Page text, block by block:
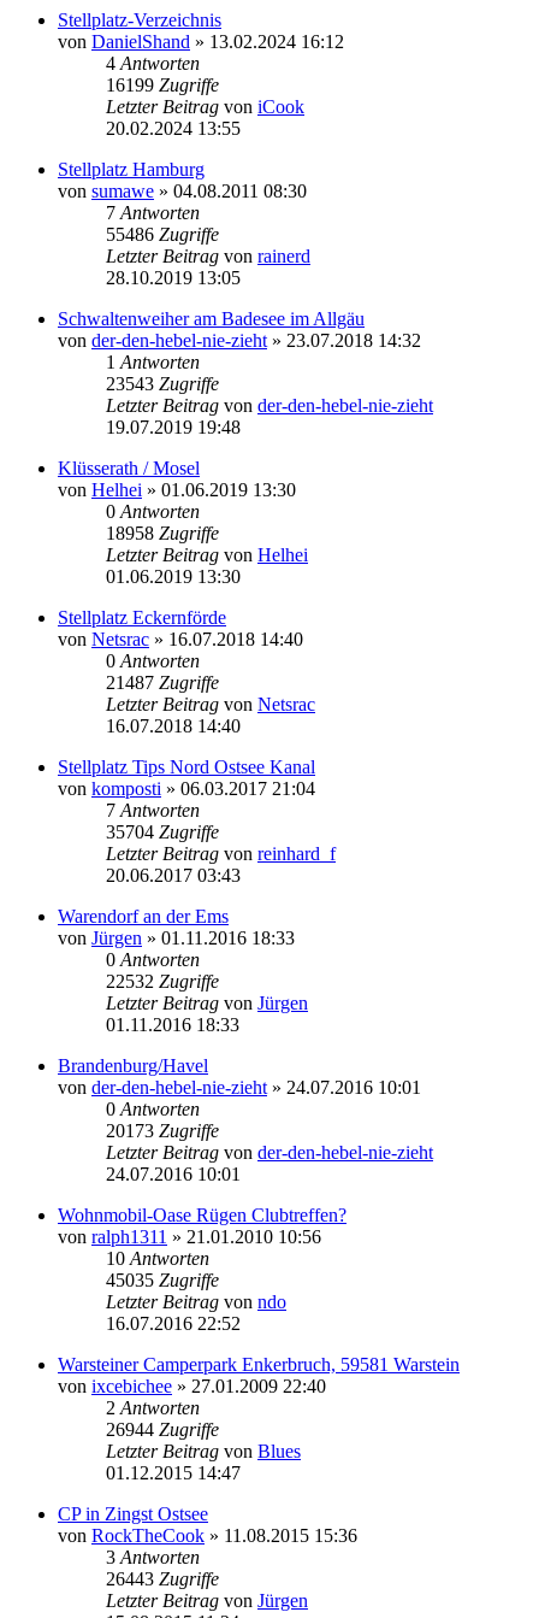
Stellplatz-Verzeichnis
von DanielShand » 13.02.2024 16:12
4 Antworten
16199 Zugriffe
Letzter Beitrag von iCook
20.02.2024 13:55
Stellplatz Hamburg
von sumawe » 04.08.2011 08:30
7 Antworten
55486 Zugriffe
Letzter Beitrag von rainerd
28.10.2019 13:05
Schwaltenweiher am Badesee im Allgäu
von der-den-hebel-nie-zieht » 23.07.2018 14:32
1 Antworten
23543 Zugriffe
Letzter Beitrag von der-den-hebel-nie-zieht
19.07.2019 19:48
Klüsserath / Mosel
von Helhei » 01.06.2019 13:30
0 Antworten
18958 Zugriffe
Letzter Beitrag von Helhei
01.06.2019 13:30
Stellplatz Eckernförde
von Netsrac » 16.07.2018 14:40
0 Antworten
21487 Zugriffe
Letzter Beitrag von Netsrac
16.07.2018 14:40
Stellplatz Tips Nord Ostsee Kanal
von komposti » 06.03.2017 21:04
7 Antworten
35704 Zugriffe
Letzter Beitrag von reinhard_f
20.06.2017 03:43
Warendorf an der Ems
von Jürgen » 01.11.2016 18:33
0 Antworten
22532 Zugriffe
Letzter Beitrag von Jürgen
01.11.2016 18:33
Brandenburg/Havel
von der-den-hebel-nie-zieht » 24.07.2016 10:01
0 Antworten
20173 Zugriffe
Letzter Beitrag von der-den-hebel-nie-zieht
24.07.2016 10:01
Wohnmobil-Oase Rügen Clubtreffen?
von ralph1311 » 21.01.2010 10:56
10 Antworten
45035 Zugriffe
Letzter Beitrag von ndo
16.07.2016 22:52
Warsteiner Camperpark Enkerbruch, 59581 Warstein
von ixcebichee » 27.01.2009 22:40
2 Antworten
26944 Zugriffe
Letzter Beitrag von Blues
01.12.2015 14:47
CP in Zingst Ostsee
von RockTheCook » 11.08.2015 15:36
3 Antworten
26443 Zugriffe
Letzter Beitrag von Jürgen